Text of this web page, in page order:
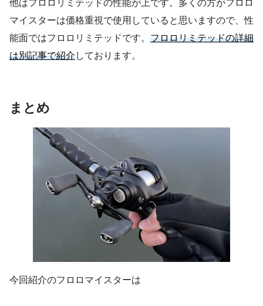
他はフロロリミテッドの性能が上です。多くの方がフロロ
マイスターは価格重視で使用していると思いますので、性
能面ではフロロリミテッドです。 フロロリミテッドの詳細
は別記事で紹介しております。
まとめ
今回紹介のフロロマイスターは